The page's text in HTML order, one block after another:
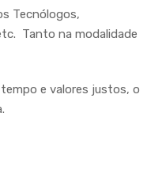
Tecnólogos,
Tanto na modalidade
e valores justos, o